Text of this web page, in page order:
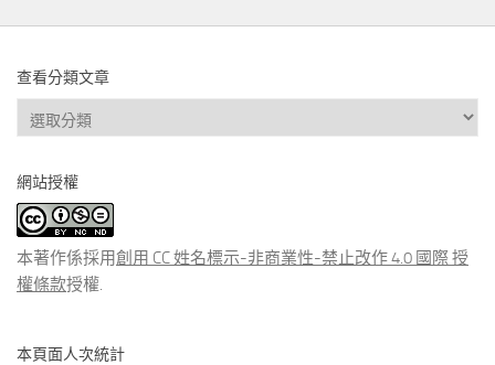
查看分類文章
查
看
類
文
章
網站授權
本著作係採用創用 CC 姓名標示-非商業性-禁止改作 4.0 國際 授
權條款授權.
本頁面人次統計